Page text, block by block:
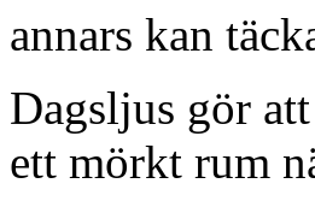
annars kan
Dagsljus gör
ett mörkt rum